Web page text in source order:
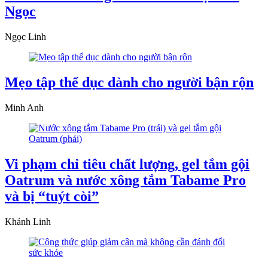
Ngọc
Ngọc Linh
Mẹo tập thể dục dành cho người bận rộn
Minh Anh
Vi phạm chỉ tiêu chất lượng, gel tắm gội
Oatrum và nước xông tắm Tabame Pro
và bị “tuýt còi”
Khánh Linh